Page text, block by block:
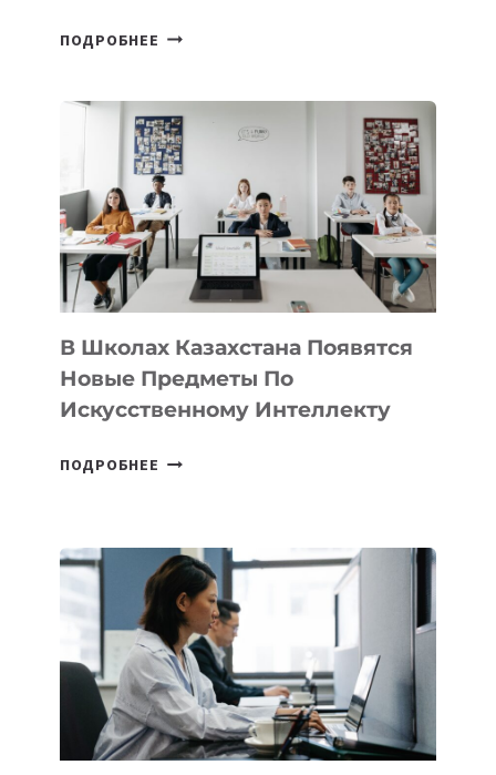
ПОДРОБНЕЕ ОТКРЫТ
DEAL
VELOCITY
BY
MOST
—
МЕЖДУНАРОДНУЮ
ПРОГРАММУ
ДЛЯ
ТЕХНОЛОГИЧЕСКИХ
В Школах Казахстана Появятся
Новые Предметы По
Искусственному Интеллекту
ПОДРОБНЕЕ
НОВЫЕ
ПРЕДМЕТЫ
ПО
ИСКУССТВЕННОМУ
ИНТЕЛЛЕКТУ